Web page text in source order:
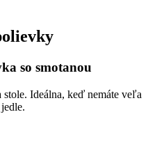
so smotanou
stole. Ideálna, keď nemáte veľa